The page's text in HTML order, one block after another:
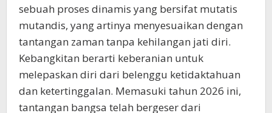
sebuah proses dinamis yang bersifat mutatis
mutandis, yang artinya menyesuaikan dengan
tantangan zaman tanpa kehilangan jati diri.
Kebangkitan berarti keberanian untuk
melepaskan diri dari belenggu ketidaktahuan
dan ketertinggalan. Memasuki tahun 2026 ini,
tantangan bangsa telah bergeser dari